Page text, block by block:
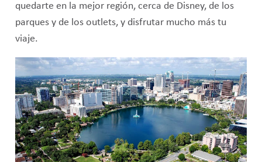
quedarte en la mejor región, cerca de Disney, de los
parques y de los outlets, y disfrutar mucho más tu
viaje.